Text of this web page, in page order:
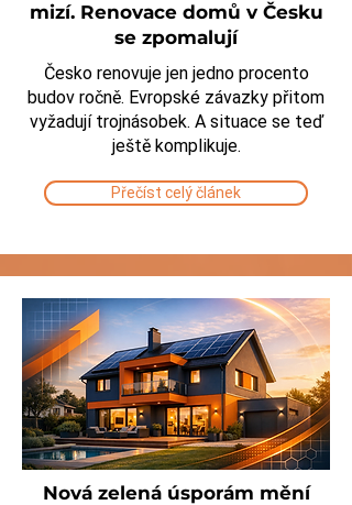
mizí. Renovace domů v Česku
se zpomalují
Česko renovuje jen jedno procento
budov ročně. Evropské závazky přitom
vyžadují trojnásobek. A situace se teď
ještě komplikuje.
Přečíst celý článek
Nová zelená úsporám mění